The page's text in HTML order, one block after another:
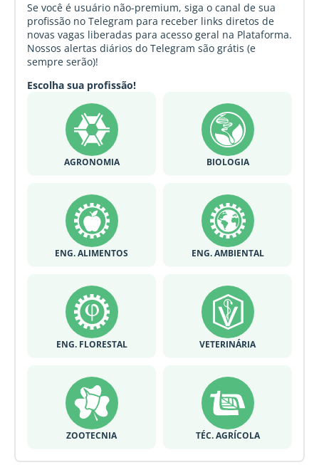
Se você é usuário não-premium, siga o canal de sua
profissão no Telegram para receber links diretos de
novas vagas liberadas para acesso geral na Plataforma.
Nossos alertas diários do Telegram são grátis (e
sempre serão)!
Escolha sua profissão!
AGRONOMIA BIOLOGIA
ENG. ALIMENTOS ENG. AMBIENTAL
ENG. FLORESTAL VETERINÁRIA
ZOOTECNIA TÉC. AGRÍCOLA